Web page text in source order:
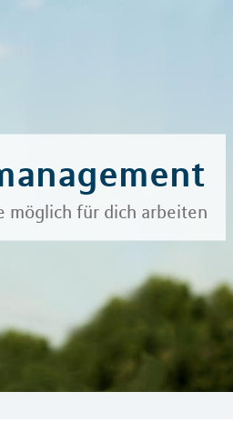
möglich für dich arbeiten